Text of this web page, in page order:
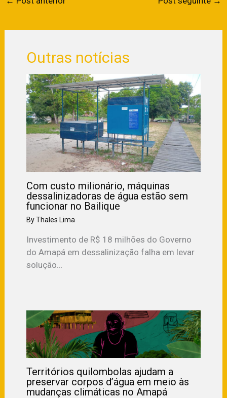
Outras notícias
Com custo milionário, máquinas
dessalinizadoras de água estão sem
funcionar no Bailique
ByThales Lima
Investimento de R$ 18 milhões do Governo
do Amapá em dessalinização falha em levar
solução…
Territórios quilombolas ajudam a
preservar corpos d’água em meio às
mudanças climáticas no Amapá